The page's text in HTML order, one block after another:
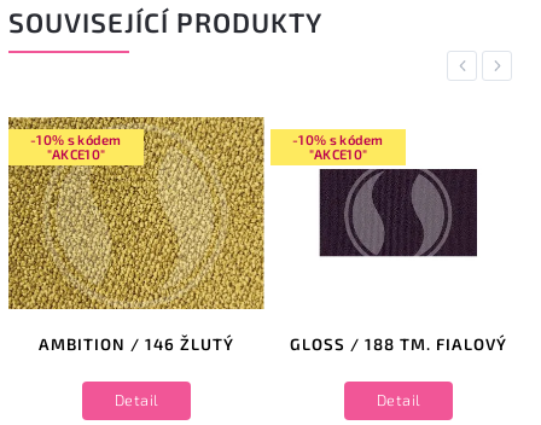
SOUVISEJÍCÍ PRODUKTY
Previous
-10% s kódem
"AKCE10"
AMBITION / 146 ŽLUTÝ
Detail
-10% s kódem
"AKCE10"
GLOSS / 188 TM. FIALOVÝ
Detail
Next